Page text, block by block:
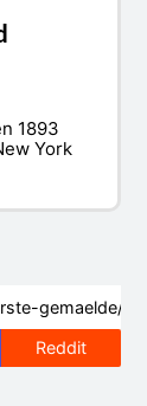
1893
York
Reddit